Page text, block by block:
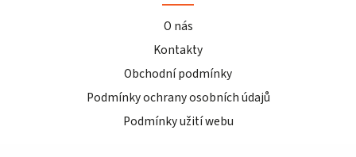
O nás
Kontakty
Obchodní podmínky
Podmínky ochrany osobních údajů
Podmínky užití webu